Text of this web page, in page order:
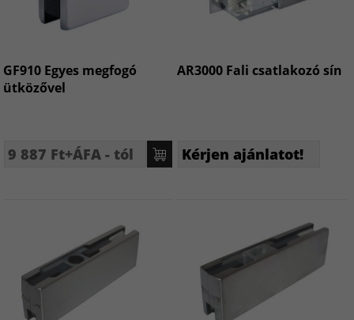
GF910 Egyes megfogó
ütközővel
9 887 Ft+ÁFA - tól
AR3000 Fali csatlakozó sín
Kérjen ajánlatot!